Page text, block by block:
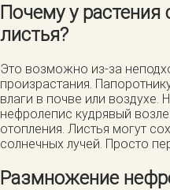
Почему у
листья?
Это возможно из-за
произрастания.
влаги в почве или воздухе.
нефролепис кудрявый
отопления. Листья могут
солнечных лучей. Просто
Размножение